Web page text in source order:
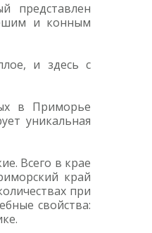
представлен
и конным
и здесь с
в Приморье
уникальная
Всего в крае
край
при
свойства: